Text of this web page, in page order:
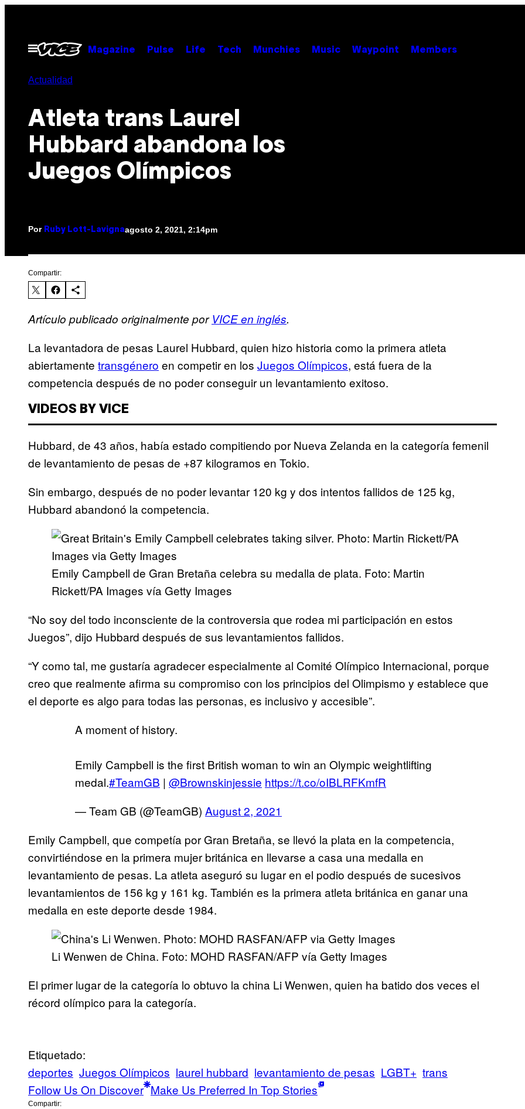
contenido
Abrir
Menú
Magazine Pulse Life Tech Munchies Music Waypoint Members
Actualidad
Atleta trans Laurel
Hubbard abandona los
Juegos Olímpicos
Por Ruby Lott-Lavignaagosto 2, 2021, 2:14pm
Compartir:
Artículo publicado originalmente porVICE en inglés.
La levantadora de pesas Laurel Hubbard, quien hizo historia como la primera atleta
abiertamente transgénero en competir en los Juegos Olímpicos, está fuera de la
competencia después de no poder conseguir un levantamiento exitoso.
VIDEOS BY VICE
Hubbard, de 43 años, había estado compitiendo por Nueva Zelanda en la categoría femenil
de levantamiento de pesas de +87 kilogramos en Tokio.
Sin embargo, después de no poder levantar 120 kg y dos intentos fallidos de 125 kg,
Hubbard abandonó la competencia.
Emily Campbell de Gran Bretaña celebra su medalla de plata. Foto: Martin
Rickett/PA Images vía Getty Images
“No soy del todo inconsciente de la controversia que rodea mi participación en estos
Juegos”, dijo Hubbard después de sus levantamientos fallidos.
“Y como tal, me gustaría agradecer especialmente al Comité Olímpico Internacional, porque
creo que realmente afirma su compromiso con los principios del Olimpismo y establece que
el deporte es algo para todas las personas, es inclusivo y accesible”.
A moment of history.
Emily Campbell is the first British woman to win an Olympic weightlifting
medal.#TeamGB | @Brownskinjessie https://t.co/oIBLRFKmfR
— Team GB (@TeamGB) August 2, 2021
Emily Campbell, que competía por Gran Bretaña, se llevó la plata en la competencia,
convirtiéndose en la primera mujer británica en llevarse a casa una medalla en
levantamiento de pesas. La atleta aseguró su lugar en el podio después de sucesivos
levantamientos de 156 kg y 161 kg. También es la primera atleta británica en ganar una
medalla en este deporte desde 1984.
Li Wenwen de China. Foto: MOHD RASFAN/AFP vía Getty Images
El primer lugar de la categoría lo obtuvo la china Li Wenwen, quien ha batido dos veces el
récord olímpico para la categoría.
Etiquetado:
deportes Juegos Olímpicos laurel hubbard levantamiento de pesas LGBT+ trans
Follow Us On Discover Make Us Preferred In Top Stories
Compartir: